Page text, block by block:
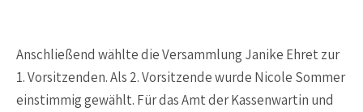
Anschließend wählte die Versammlung Janike Ehret zur
1. Vorsitzenden. Als 2. Vorsitzende wurde Nicole Sommer
einstimmig gewählt. Für das Amt der Kassenwartin und